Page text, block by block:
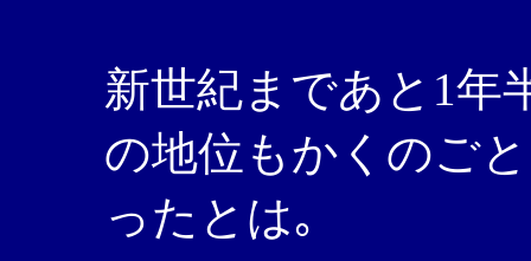
新世紀まであと1年
の地位もかくのご
ったとは｡